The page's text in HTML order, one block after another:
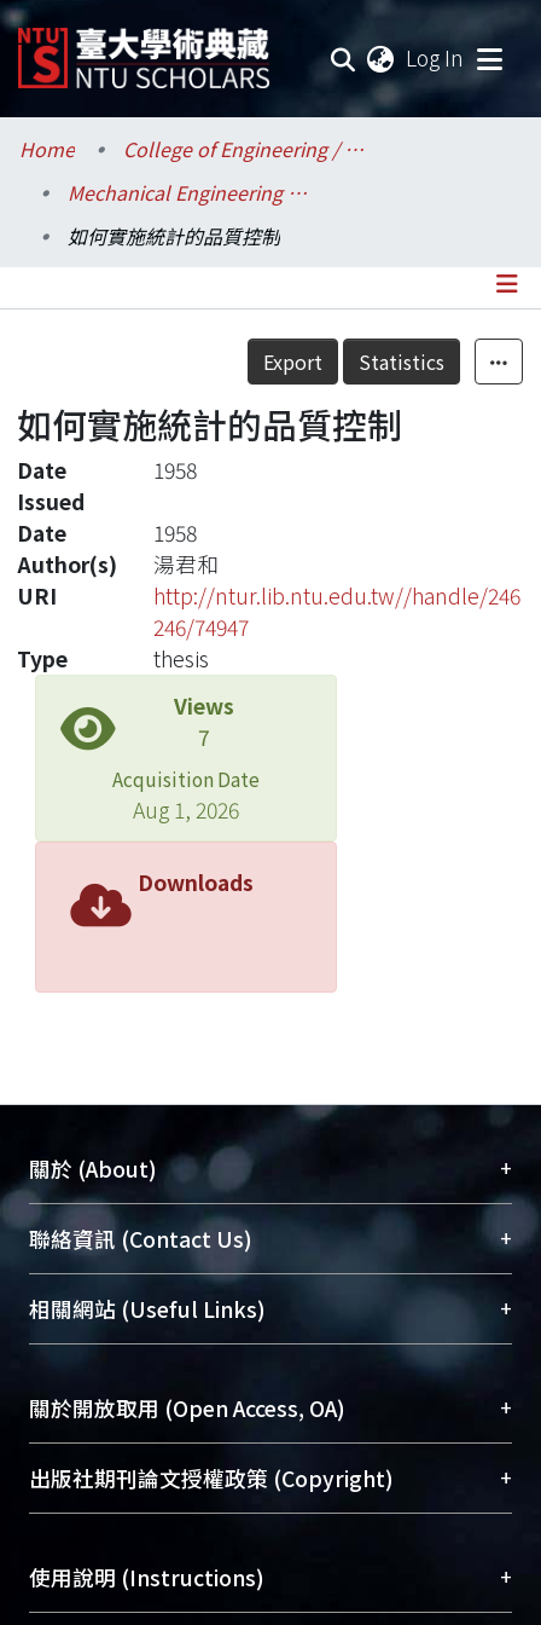
Log In
Communities & Collections
Research Outputs
Statistics
Home
College of Engineering / 工學院
Mechanical Engineering / 機械工程學系
如何實施統計的品質控制
Details
Export Statistics
如何實施統計的品質控制
Date
Issued
1958
Date
1958
Author(s)
湯君和
URI
http://ntur.lib.ntu.edu.tw//handle/246
246/74947
Type
thesis
Views
7
Acquisition Date
Aug 1, 2026
Downloads
關於 (About) +
臺大位居世界頂尖大學之列，為永久珍藏及向國際
展現本校豐碩的研究成果及學術能量，圖書館整合
機構典藏（NTUR）與學術庫（AH）不同功能平
台，成為臺大學術典藏NTU scholars。期能整合研
究能量、促進交流合作、保存學術產出、推廣研究
成果。
To permanently archive and promote researcher
profiles and scholarly works, Library integrates the
services of “NTU Repository” with “Academic
聯絡資訊 (Contact Us) +
總館學科館員(Main Library)
醫學圖書館學科館員(Medical Library)
(Social
Sciences Library)
相關網站 (Useful Links) +
關於開放取用 (Open Access, OA) +
開放取用是從使用者角度提升資訊取用性的社會運
動，應用在學術研究上是透過將研究著作公開供使
用逐年攀升。同時可加速研究發展、提升研究影響
出版社期刊論文授權政策 (Copyright) +
含部分內容的版權非匯入者所有，或由第三方贊
助與合作完成，請確認該版權所有者及第三方同
使用說明 (Instructions) +